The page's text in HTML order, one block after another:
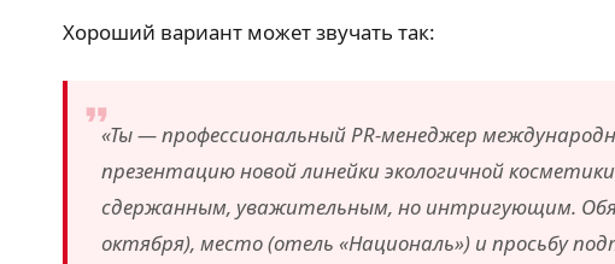
Хороший вариант может звучать так:
«Ты — профессиональный PR-менеджер
презентацию новой линейки экологичной
сдержанным, уважительным, но интригующим.
октября), место (отель «Националь») и просьбу